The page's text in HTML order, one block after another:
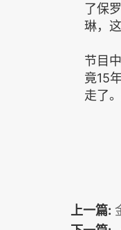
了保
琳，
节目
竟15
走了
上一篇: